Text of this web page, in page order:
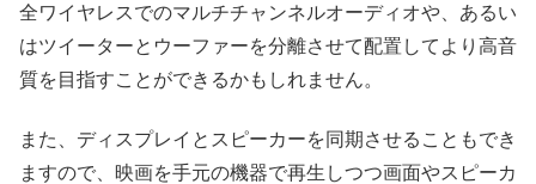
全ワイヤレスでのマルチチャンネルオーディオや、あるい
はツイーターとウーファーを分離させて配置してより高音
質を目指すことができるかもしれません。
また、ディスプレイとスピーカーを同期させることもでき
ますので、映画を手元の機器で再生しつつ画面やスピーカ